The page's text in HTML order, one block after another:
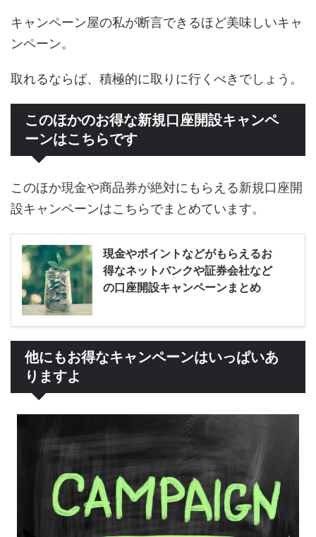
キャンペーン屋の私が断言できるほど美味しいキャ
ンペーン。
取れるならば、積極的に取りに行くべきでしょう。
このほかのお得な新規口座開設キャンペ
ーンはこちらです
このほか現金や商品券が絶対にもらえる新規口座開
設キャンペーンはこちらでまとめています。
現金やポイントなどがもらえるお
得なネットバンクや証券会社など
の口座開設キャンペーンまとめ
他にもお得なキャンペーンはいっぱいあ
りますよ